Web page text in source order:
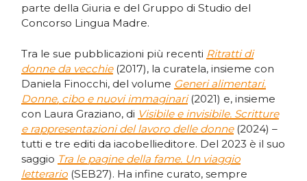
parte della Giuria e del Gruppo di Studio del
Concorso Lingua Madre.
Tra le sue pubblicazioni più recenti Ritratti di
donne da vecchie(2017), la curatela, insieme con
Daniela Finocchi, del volume Generi alimentari.
Donne, cibo e nuovi immaginari(2021) e, insieme
con Laura Graziano, di Visibile e invisibile. Scritture
e rappresentazioni del lavoro delle donne(2024) –
tutti e tre editi da iacobellieditore. Del 2023 è il suo
saggio Tra le pagine della fame. Un viaggio
letterario (SEB27). Ha infine curato, sempre